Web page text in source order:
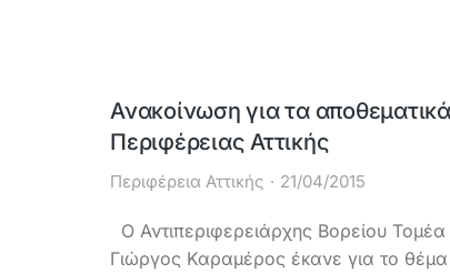
Ανακοίνωση για τα
Περιφέρειας Αττικής
Περιφέρεια Αττικής 21/04/2015
Ο Αντιπεριφερειάρχης Βορείου
Γιώργος Καραμέρος έκανε για το θέμα